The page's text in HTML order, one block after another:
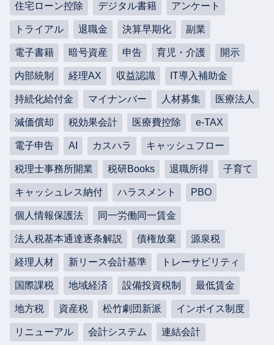
住宅ローン控除 デジタル書籍 アンケート
トライアル 退職金 決算早期化 副業
電子書籍 暗号資産 申告 育児・介護 開示
内部統制 経理AX 収益認識 IT導入補助金
持続化給付金 マイナンバー 人材募集 医療法人
減価償却 税効果会計 医療費控除 e-TAX
電子申告 AI カスハラ キャッシュフロー
税理士事務所開業 税研Books 退職所得 子育て
キャッシュレス納付 ハラスメント PBO
個人情報保護法 同一労働同一賃金
法人税基本通達逐条解説 債権放棄 源泉税
経理人材 新リース会計基準 トレーサビリティ
国際課税 地域経済 設備投資税制 最低賃金
地方税 資産税 松竹劇団新派 インボイス制度
リニューアル 会計システム 連結会計